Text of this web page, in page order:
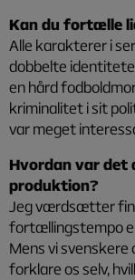
Kan du fortælle
Alle karakterer i
dobbelte
en hård
kriminalitet i sit
var meget
Hvordan var det
produktion?
Jeg værdsætter
fortællingstempo
Mens vi
forklare os selv,